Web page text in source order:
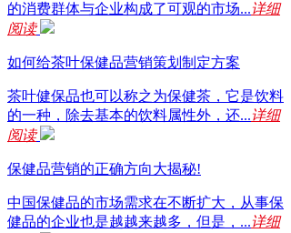
的消费群体与企业构成了可观的市场...详细
阅读
如何给茶叶保健品营销策划制定方案
茶叶健保品也可以称之为保健茶，它是饮料
的一种，除去基本的饮料属性外，还...详细
阅读
保健品营销的正确方向大揭秘!
中国保健品的市场需求在不断扩大，从事保
健品的企业也是越越来越多，但是，...详细